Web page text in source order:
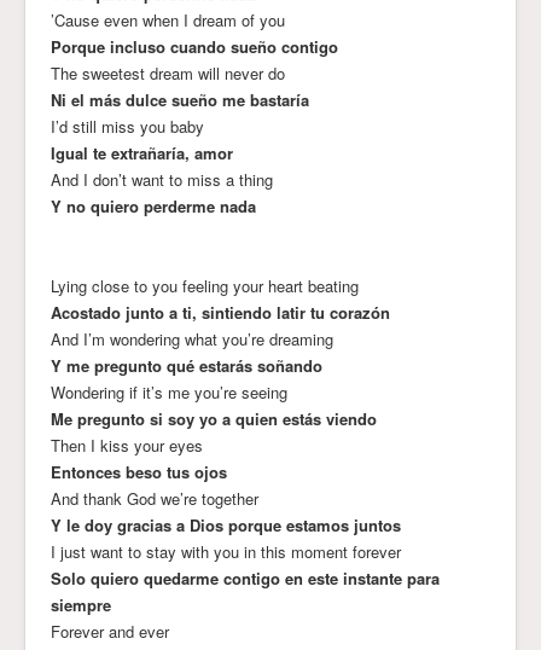
’Cause even when I dream of you
Porque incluso cuando sueño contigo
The sweetest dream will never do
Ni el más dulce sueño me bastaría
I’d still miss you baby
Igual te extrañaría, amor
And I don’t want to miss a thing
Y no quiero perderme nada
Lying close to you feeling your heart beating
Acostado junto a ti, sintiendo latir tu corazón
And I’m wondering what you’re dreaming
Y me pregunto qué estarás soñando
Wondering if it’s me you’re seeing
Me pregunto si soy yo a quien estás viendo
Then I kiss your eyes
Entonces beso tus ojos
And thank God we’re together
Y le doy gracias a Dios porque estamos juntos
I just want to stay with you in this moment forever
Solo quiero quedarme contigo en este instante para
siempre
Forever and ever